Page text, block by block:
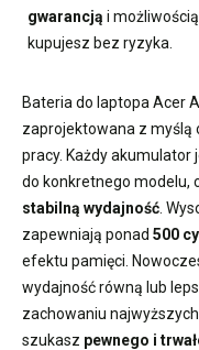
gwarancją i możliwością
kupujesz bez ryzyka.
Bateria do laptopa Acer
zaprojektowana z myślą
pracy. Każdy akumulator
do konkretnego modelu,
stabilną wydajność .
zapewniają ponad 500
efektu pamięci.
wydajność równą lub
zachowaniu
szukasz pewnego i